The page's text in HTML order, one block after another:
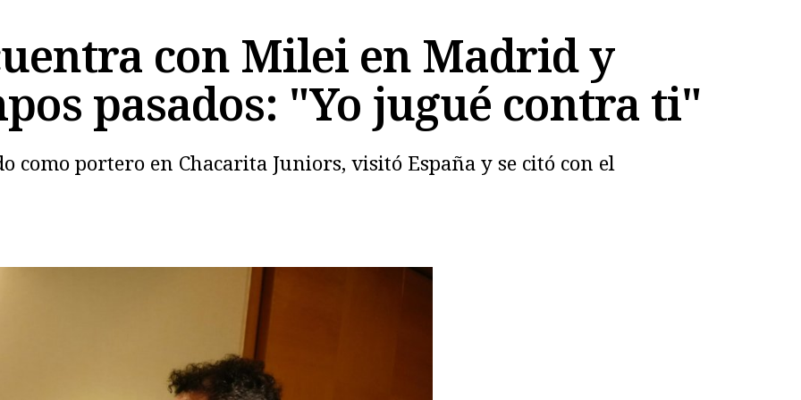
con Milei en Madrid y
pasados: "Yo jugué contra ti"
como portero en Chacarita Juniors, visitó España y se citó con el